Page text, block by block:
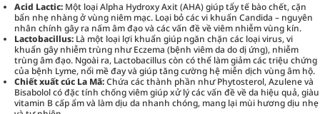
Acid Lactic: Một loại Alpha Hydroxy Axit (AHA) giúp tẩy tế bào chết, cặn
bẩn nhẹ nhàng ở vùng niêm mạc. Loại bỏ các vi khuẩn Candida – nguyên
nhân chính gây ra nấm âm đạo và các vấn đề về viêm nhiễm vùng kín.
Lactobacillus: Là một loại lợi khuẩn giúp ngăn chặn các loại virus, vi
khuẩn gây nhiễm trùng như Eczema (bệnh viêm da do dị ứng), nhiễm
trùng âm đạo. Ngoài ra, Lactobacillus còn có thể làm giảm các triệu chứng
của bệnh Lyme, nổi mề đay và giúp tăng cường hệ miễn dịch vùng âm hộ.
Chiết xuất cúc La Mã:Chứa các thành phần như Phytosterol, Azulene và
Bisabolol có đặc tính chống viêm giúp xử lý các vấn đề về da hiệu quả, giàu
vitamin B cấp ẩm và làm dịu da nhanh chóng, mang lại mùi hương dịu nhẹ